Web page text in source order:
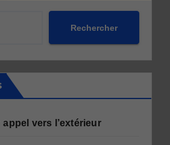
Rechercher
vers l’extérieur